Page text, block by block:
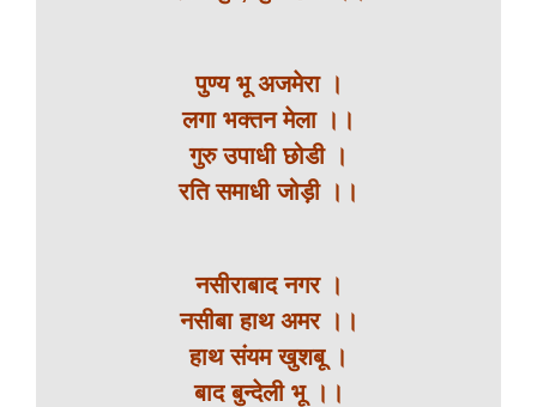
पुण्य भू अजमेरा ।
लगा भक्तन मेला ।।
गुरु उपाधी छोडी ।
रति समाधी जोड़ी ।।
नसीराबाद नगर ।
नसीबा हाथ अमर ।।
हाथ संयम खुशबू ।
बाद बुन्देली भू ।।